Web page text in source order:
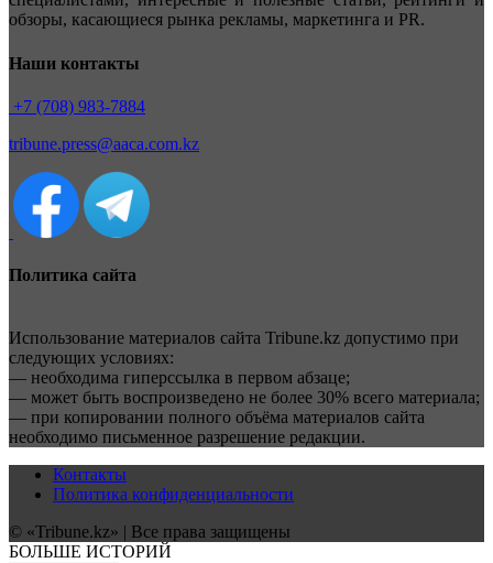
обзоры, касающиеся рынка рекламы, маркетинга и PR.
Наши контакты
+7 (708) 983-7884
tribune.press@aaca.com.kz
Политика сайта
Использование материалов сайта Tribune.kz допустимо при
следующих условиях:
— необходима гиперссылка в первом абзаце;
— может быть воспроизведено не более 30% всего материала;
— при копировании полного объёма материалов сайта
необходимо письменное разрешение редакции.
Контакты
Политика конфиденциальности
© «Tribune.kz» | Все права защищены
БОЛЬШЕ ИСТОРИЙ